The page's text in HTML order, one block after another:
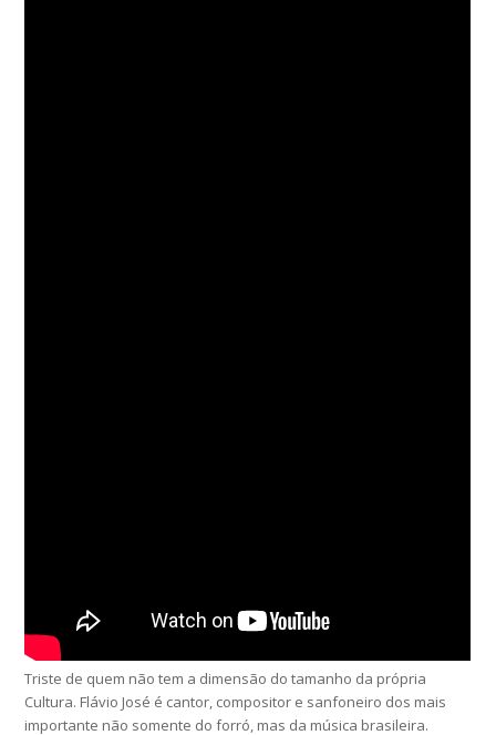
Triste de quem não tem a dimensão do tamanho da própria
Cultura. Flávio José é cantor, compositor e sanfoneiro dos mais
importante não somente do forró, mas da música brasileira.